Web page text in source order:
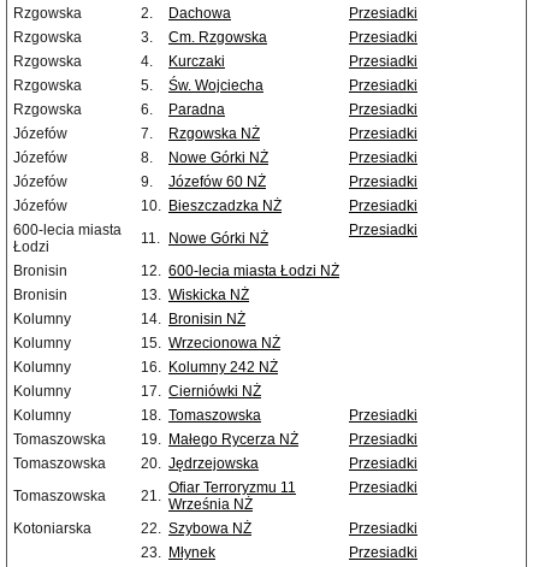
Rzgowska
2. Dachowa
Przesiadki
Rzgowska
3. Cm. Rzgowska
Przesiadki
Rzgowska
4. Kurczaki
Przesiadki
Rzgowska
5. Św. Wojciecha
Przesiadki
Rzgowska
6. Paradna
Przesiadki
Józefów
7. Rzgowska NŻ
Przesiadki
Józefów
8. Nowe Górki NŻ
Przesiadki
Józefów
9. Józefów 60 NŻ
Przesiadki
Józefów
10. Bieszczadzka NŻ
Przesiadki
600-lecia miasta
Łodzi
11. Nowe Górki NŻ Przesiadki
Bronisin 12. 600-lecia miasta Łodzi NŻ
Bronisin
13. Wiskicka NŻ
Kolumny
14. Bronisin NŻ
Kolumny
15. Wrzecionowa NŻ
Kolumny
16. Kolumny 242 NŻ
Kolumny
17. Cierniówki NŻ
Kolumny
18. Tomaszowska
Przesiadki
Tomaszowska
19. Małego Rycerza NŻ
Przesiadki
Tomaszowska
20. Jędrzejowska
Przesiadki
Tomaszowska
21. Ofiar Terroryzmu 11
Września NŻ
Przesiadki
Kotoniarska 22. Szybowa NŻ
Przesiadki
23. Młynek
Przesiadki